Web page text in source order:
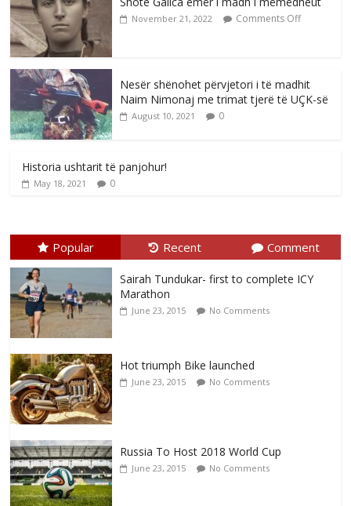
November 21, 2022 Comments Off
Nesër shënohet përvjetori i të madhit
Naim Nimonaj me trimat tjerë të UÇK-së
August 10, 2021 0
Historia ushtarit të panjohur!
May 18, 2021 0
Popular Recent Comment
Sairah Tundukar- first to complete ICY
Marathon
June 23, 2015 No Comments
Hot triumph Bike launched
June 23, 2015 No Comments
Russia To Host 2018 World Cup
June 23, 2015 No Comments